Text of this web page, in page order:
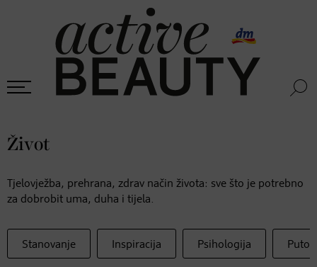
Život
Tjelovježba, prehrana, zdrav način života: sve što je potrebno
za dobrobit uma, duha i tijela.
Stanovanje Inspiracija Psihologija